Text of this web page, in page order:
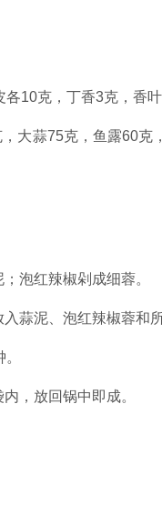
10克，丁香3克，香叶
大蒜75克，鱼露60克
泡红辣椒剁成细蓉。
蒜泥、泡红辣椒蓉和
，放回锅中即成。